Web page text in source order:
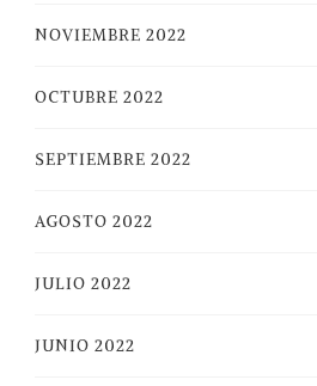
NOVIEMBRE 2022
OCTUBRE 2022
SEPTIEMBRE 2022
AGOSTO 2022
JULIO 2022
JUNIO 2022